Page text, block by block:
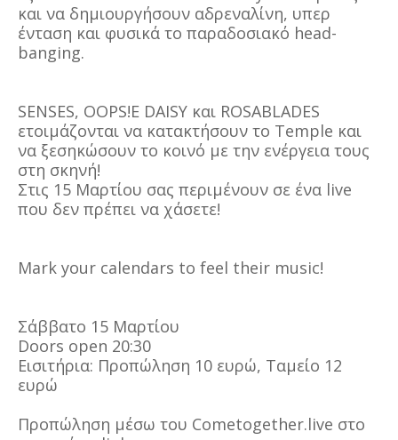
και να δημιουργήσουν αδρεναλίνη, υπερ
ένταση και φυσικά το παραδοσιακό head-
banging.
SENSES, OOPS!E DAISY και ROSABLADES
ετοιμάζονται να κατακτήσουν το Temple και
να ξεσηκώσουν το κοινό με την ενέργεια τους
στη σκηνή!
Στις 15 Μαρτίου σας περιμένουν σε ένα live
που δεν πρέπει να χάσετε!
Mark your calendars to feel their music!
Σάββατο 15 Μαρτίου
Doors open 20:30
Εισιτήρια: Προπώληση 10 ευρώ, Ταμείο 12
ευρώ
Προπώληση μέσω του Cometogether.live στο